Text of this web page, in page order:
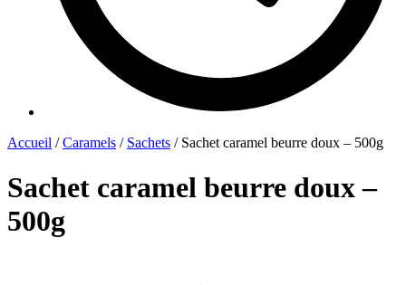
Accueil /Caramels / Sachets / Sachet caramel beurre doux – 500g
Sachet caramel beurre doux –
500g